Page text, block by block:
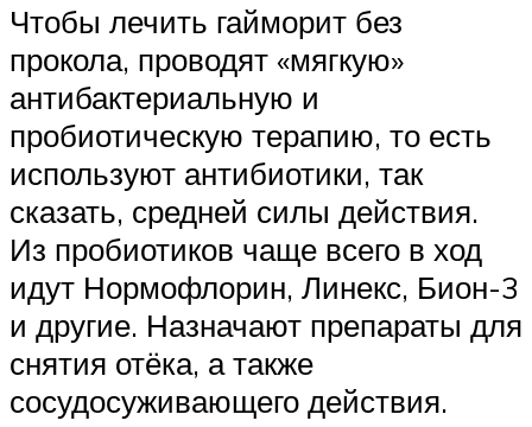
Чтобы лечить гайморит без
прокола, проводят «мягкую»
антибактериальную и
пробиотическую терапию, то есть
используют антибиотики, так
сказать, средней силы действия.
Из пробиотиков чаще всего в ход
идут Нормофлорин, Линекс, Бион-3
и другие. Назначают препараты для
снятия отёка, а также
сосудосуживающего действия.